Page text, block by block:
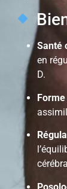
Santé
en
D.